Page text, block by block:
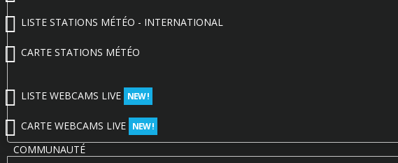
LISTE STATIONS MÉTÉO - INTERNATIONAL
CARTE STATIONS MÉTÉO
LISTE WEBCAMS LIVE NEW !
CARTE WEBCAMS LIVE NEW !
COMMUNAUTÉ